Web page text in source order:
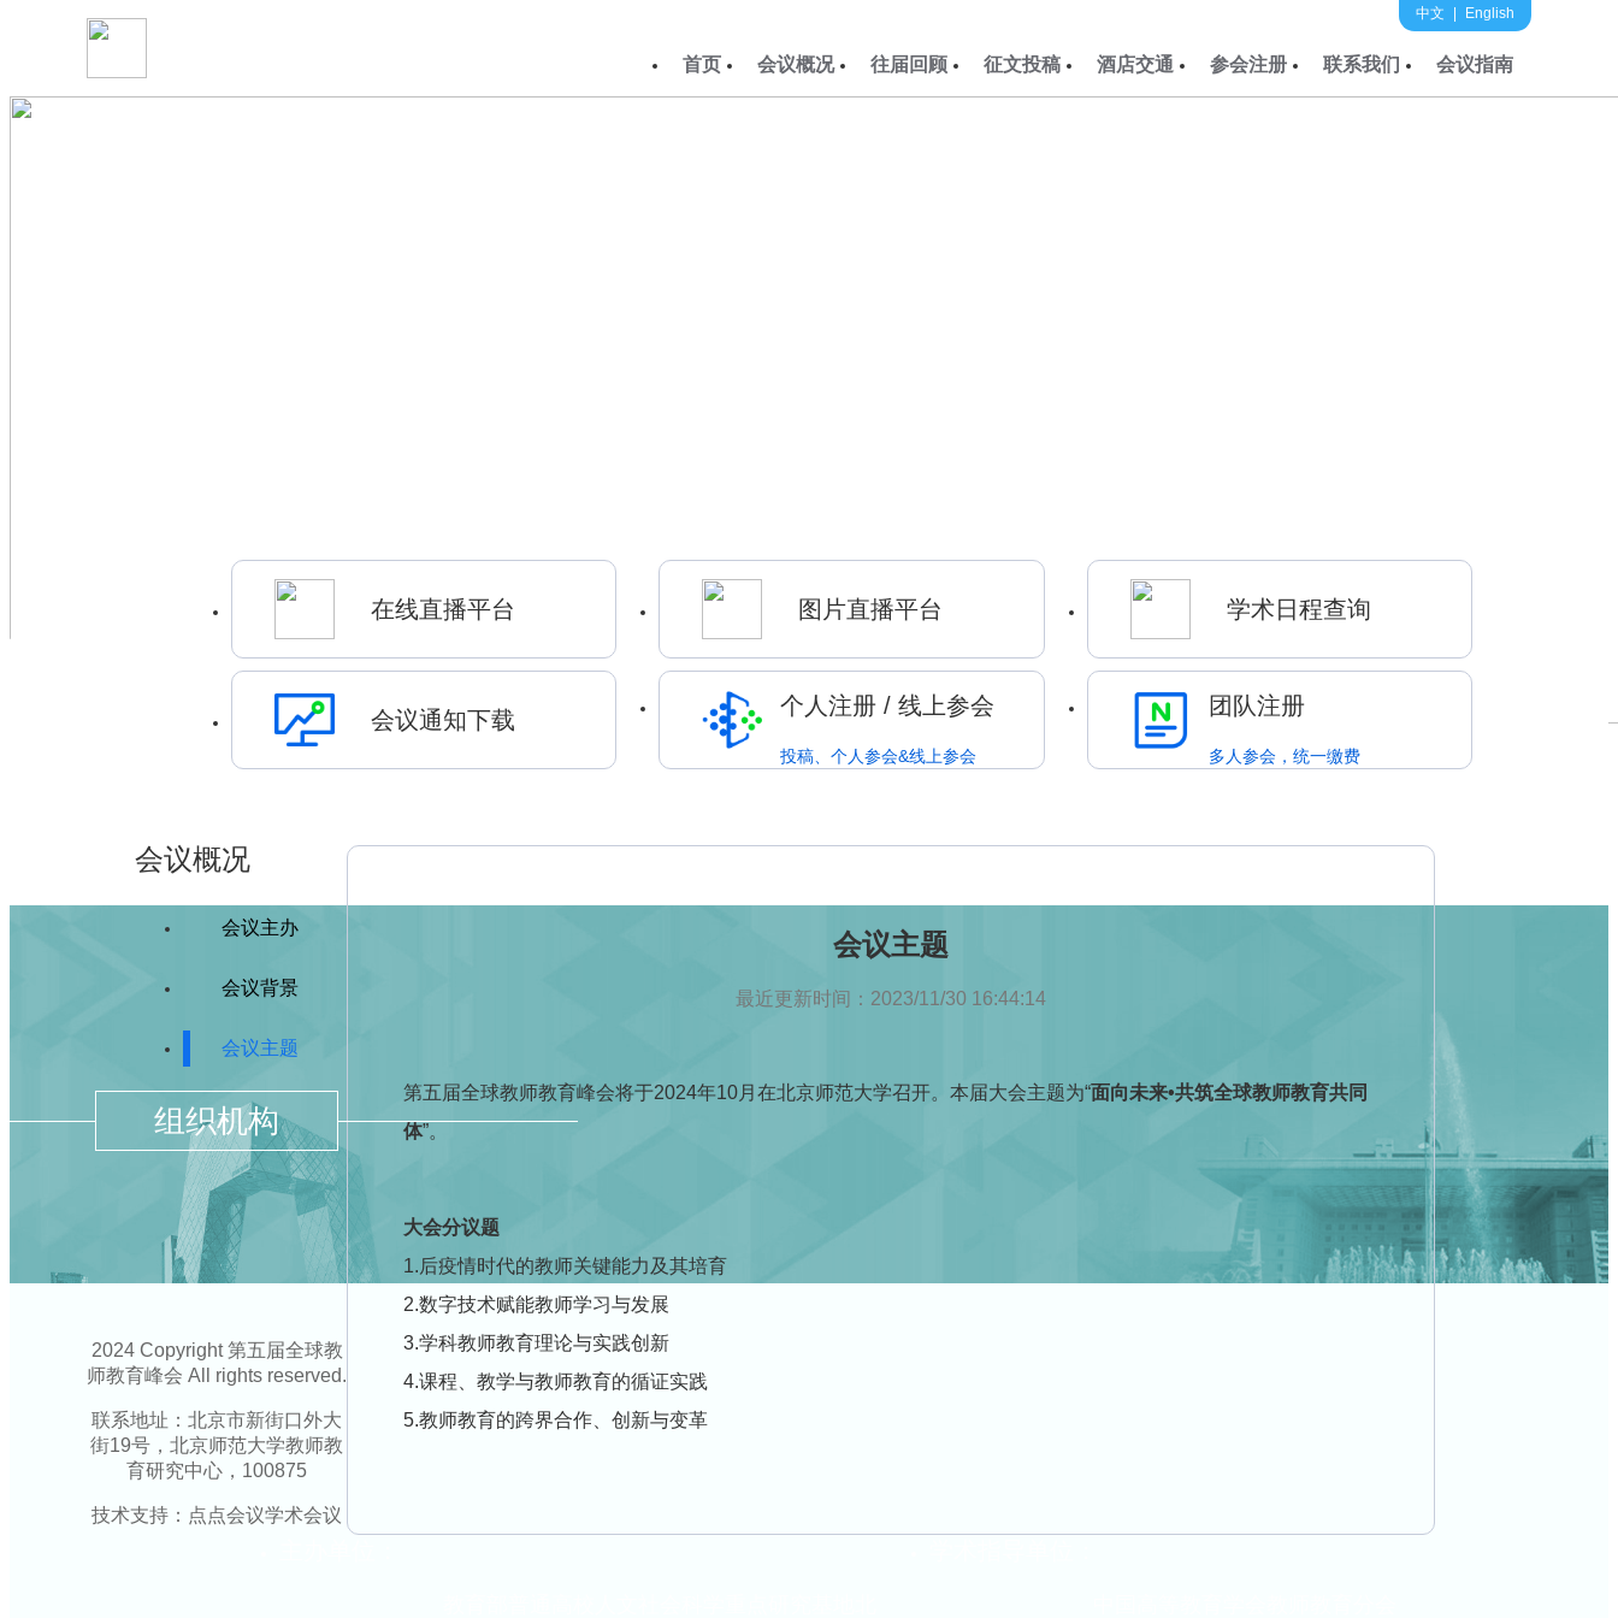
首页 会议概况 往届回顾 征文投稿 酒店交通 参会注册 联系我们 会议指南
中文 English
在线直播平台 图片直播平台 学术日程查询
会议通知下载
个人注册 / 线上参会
投稿、个人参会&线上参会
团队注册
多人参会，统一缴费
会议概况
会议主办
会议背景
会议主题
会议主题
最近更新时间：2023/11/30 16:44:14
第五届全球教师教育峰会将于2024年10月在北京师范大学召开。本届大会主题为“面向未来•共筑全球教师教育共同
体”。
大会分议题
1.后疫情时代的教师关键能力及其培育
2.数字技术赋能教师学习与发展
3.学科教师教育理论与实践创新
4.课程、教学与教师教育的循证实践
5.教师教育的跨界合作、创新与变革
组织机构
2024 Copyright 第五届全球教
师教育峰会 All rights reserved.
联系地址：北京市新街口外大
街19号，北京师范大学教师教
育研究中心，100875
技术支持：点点会议学术会议